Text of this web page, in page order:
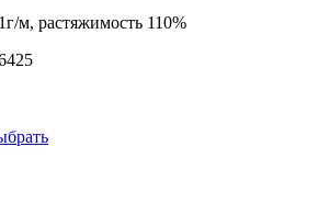
м, растяжимость 110%